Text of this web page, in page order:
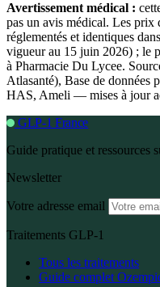
Avertissement médical :
pas un avis médical. Les
réglementés et identiques
vigueur au 15 juin 2026) ; le
à Pharmacie Du Lycee.
Atlasanté), Base de données
HAS, Ameli — mises à jour
GLP-1 France
Guide pratique et ressources
Newsletter
Votre adresse email
Traitements GLP-1
Tous les traitements
Guide complet